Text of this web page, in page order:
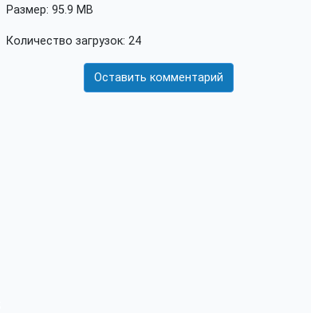
Размер: 95.9 MB
Количество загрузок: 24
Оставить комментарий